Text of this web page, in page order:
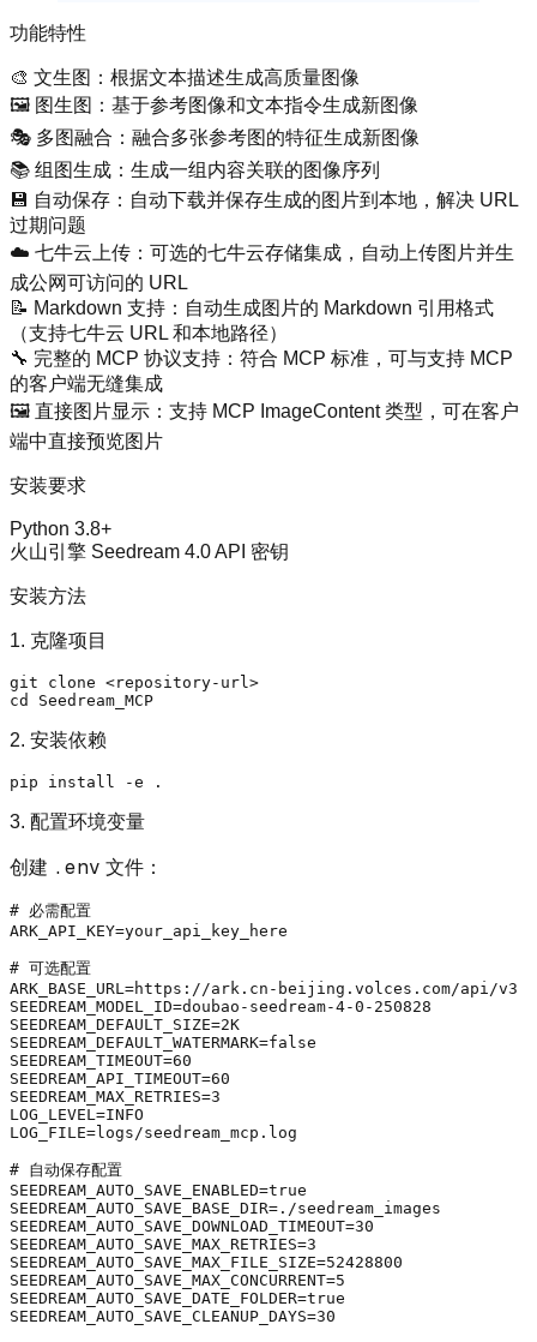
功能特性
🎨 文生图 ：根据文本描述生成高质量图像
🖼️ 图生图 ：基于参考图像和文本指令生成新图像
🎭 多图融合 ：融合多张参考图的特征生成新图像
📚 组图生成 ：生成一组内容关联的图像序列
💾 自动保存 ：自动下载并保存生成的图片到本地，解决 URL
过期问题
☁️ 七牛云上传 ：可选的七牛云存储集成，自动上传图片并生
成公网可访问的 URL
📝 Markdown 支持 ：自动生成图片的 Markdown 引用格式
（支持七牛云 URL 和本地路径）
🔧 完整的 MCP 协议支持 ：符合 MCP 标准，可与支持 MCP
的客户端无缝集成
🖼️ 直接图片显示 ：支持 MCP ImageContent 类型，可在客户
端中直接预览图片
安装要求
Python 3.8+
火山引擎 Seedream 4.0 API 密钥
安装方法
1. 克隆项目
git clone
cd
2. 安装依赖
3. 配置环境变量
创建 .env 文件：
# 必需配置
ARK_API_KEY=your_api_key_here
# 可选配置
ARK_BASE_URL=https://ark.cn-beijing.volces.com/api/v3
SEEDREAM_MODEL_ID=doubao-seedream-4-0-250828
SEEDREAM_DEFAULT_SIZE=2K
SEEDREAM_DEFAULT_WATERMARK=false
SEEDREAM_TIMEOUT=60
SEEDREAM_API_TIMEOUT=60
SEEDREAM_MAX_RETRIES=3
LOG_LEVEL=INFO
LOG_FILE=logs/seedream_mcp.log
# 自动保存配置
SEEDREAM_AUTO_SAVE_ENABLED=true
SEEDREAM_AUTO_SAVE_BASE_DIR=./seedream_images
SEEDREAM_AUTO_SAVE_DOWNLOAD_TIMEOUT=30
SEEDREAM_AUTO_SAVE_MAX_RETRIES=3
SEEDREAM_AUTO_SAVE_MAX_FILE_SIZE=52428800
SEEDREAM_AUTO_SAVE_MAX_CONCURRENT=5
SEEDREAM_AUTO_SAVE_DATE_FOLDER=true
SEEDREAM_AUTO_SAVE_CLEANUP_DAYS=30